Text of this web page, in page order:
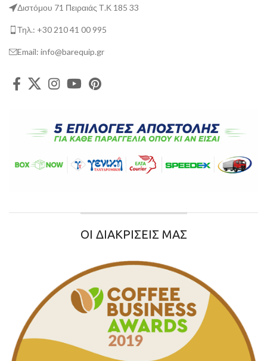
Διστόμου 71 Πειραιάς Τ.Κ 185 33
Τηλ.: +30 210 41 00 995
Email: info@barequip.gr
ΟΙ ΔΙΑΚΡΙΣΕΙΣ ΜΑΣ